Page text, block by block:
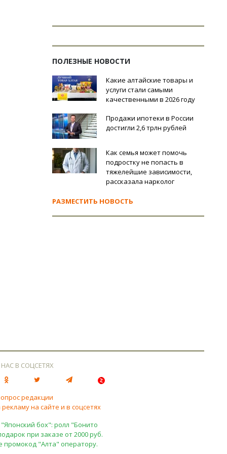
ПОЛЕЗНЫЕ НОВОСТИ
Какие алтайские товары и
услуги стали самыми
качественными в 2026 году
Продажи ипотеки в России
достигли 2,6 трлн рублей
Как семья может помочь
подростку не попасть в
тяжелейшие зависимости,
рассказала нарколог
РАЗМЕСТИТЬ НОВОСТЬ
В СОЦСЕТЯХ
редакции
на сайте и в соцсетях
бох": ролл "Бонито
при заказе от 2000 руб.
промокод "Алта" оператору.